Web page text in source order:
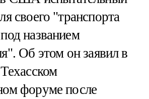
своего "транспорта
названием
Об этом он заявил в
форуме после